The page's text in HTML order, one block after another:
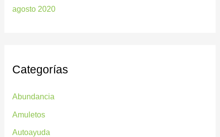
agosto 2020
Categorías
Abundancia
Amuletos
Autoayuda